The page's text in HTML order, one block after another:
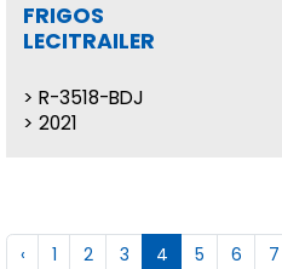
FRIGOS
LECITRAILER
R-3518-BDJ
2021
‹ 1 2 3 4 5 6 7